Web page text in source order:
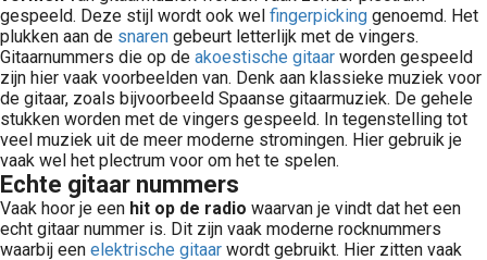
gespeeld. Deze stijl wordt ook wel fingerpicking genoemd. Het
plukken aan de snaren gebeurt letterlijk met de vingers.
Gitaarnummers die op de akoestische gitaar worden gespeeld
zijn hier vaak voorbeelden van. Denk aan klassieke muziek voor
de gitaar, zoals bijvoorbeeld Spaanse gitaarmuziek. De gehele
stukken worden met de vingers gespeeld. In tegenstelling tot
veel muziek uit de meer moderne stromingen. Hier gebruik je
vaak wel het plectrum voor om het te spelen.
Echte gitaar nummers
Vaak hoor je een hit op de radio waarvan je vindt dat het een
echt gitaar nummer is. Dit zijn vaak moderne rocknummers
waarbij een elektrische gitaar wordt gebruikt. Hier zitten vaak